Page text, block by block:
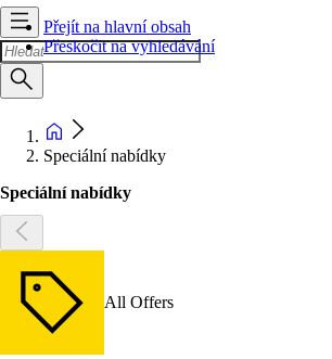
Přejít na hlavní obsah
Přeskočit na vyhledávání
Speciální nabídky
Speciální nabídky
All Offers